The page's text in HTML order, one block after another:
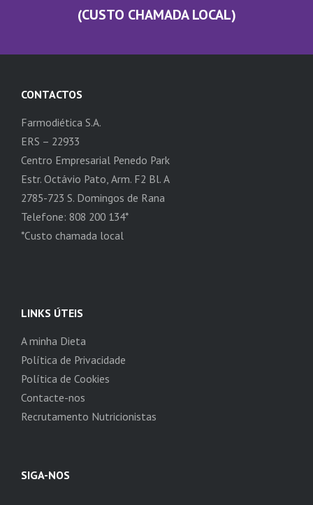
(CUSTO CHAMADA LOCAL)
CONTACTOS
Farmodiética S.A.
ERS – 22933
Centro Empresarial Penedo Park
Estr. Octávio Pato, Arm. F2 Bl. A
2785-723 S. Domingos de Rana
Telefone: 808 200 134*
*Custo chamada local
LINKS ÚTEIS
A minha Dieta
Política de Privacidade
Política de Cookies
Contacte-nos
Recrutamento Nutricionistas
SIGA-NOS